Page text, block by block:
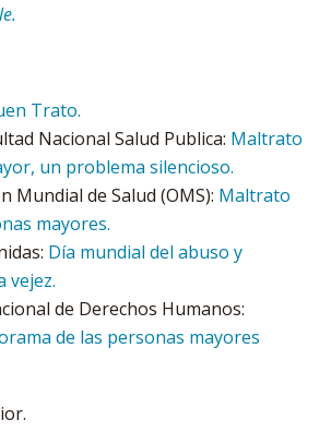
Trato.
Nacional Salud Publica: Maltrato
un problema silencioso.
Mundial de Salud (OMS): Maltrato
mayores.
Día mundial del abuso y
vejez.
de Derechos Humanos:
de las personas mayores